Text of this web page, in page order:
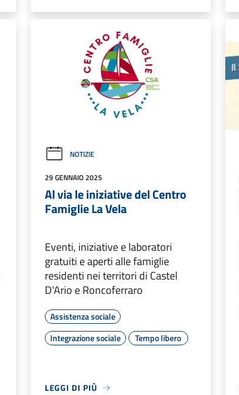
NOTIZIE
29 GENNAIO 2025
Al via le iniziative del Centro
Famiglie La Vela
Eventi, iniziative e laboratori
gratuiti e aperti alle famiglie
residenti nei territori di Castel
D'Ario e Roncoferraro
Assistenza sociale
Integrazione sociale
Tempo libero
LEGGI DI PIÙ